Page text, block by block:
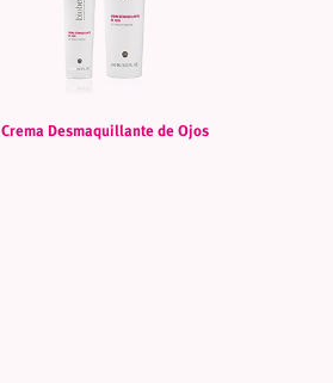
Crema Desmaquillante de Ojos